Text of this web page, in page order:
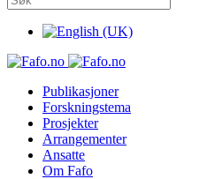
Publikasjoner
Forskningstema
Prosjekter
Arrangementer
Ansatte
Om Fafo